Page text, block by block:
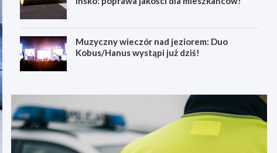
Muzyczny wieczór nad jeziorem: Duo
Kobus/Hanus wystąpi już dziś!